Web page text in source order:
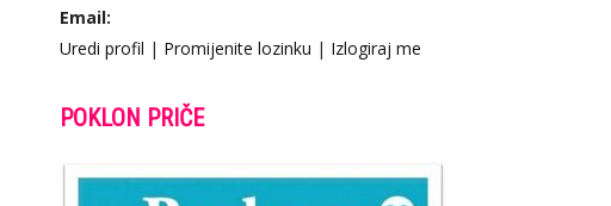
Email:
Uredi profil | Promijenite lozinku | Izlogiraj me
POKLON PRIČE